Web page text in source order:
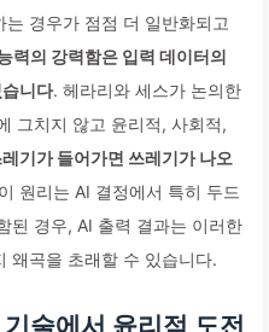
경우가 점점 더 일반화되고
력의 강력함은 입력 데이터의
니다. 헤라리와 세스가 논의한
그치지 않고 윤리적, 사회적,
레기가 들어가면 쓰레기가 나오
원리는 AI 결정에서 특히 두드
된 경우, AI 출력 결과는 이러한
왜곡을 초래할 수 있습니다.
술에서 윤리적 도전